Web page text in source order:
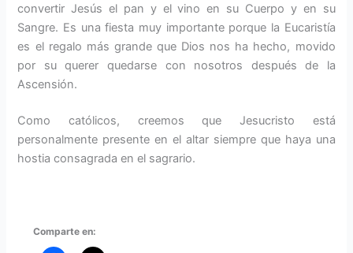
convertir Jesús el pan y el vino en su Cuerpo y en su
Sangre. Es una fiesta muy importante porque la Eucaristía
es el regalo más grande que Dios nos ha hecho, movido
por su querer quedarse con nosotros después de la
Ascensión.
Como católicos, creemos que Jesucristo está
personalmente presente en el altar siempre que haya una
hostia consagrada en el sagrario.
Comparte en: